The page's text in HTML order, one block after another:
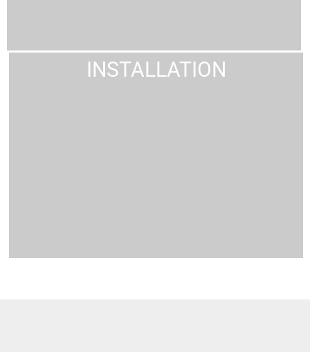
INSTALLATION